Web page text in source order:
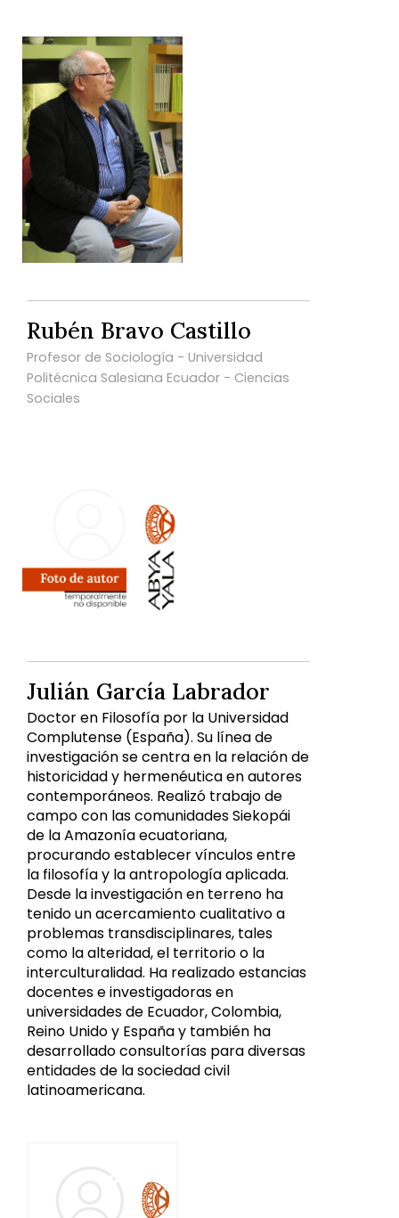
Rubén Bravo Castillo
Profesor de Sociología - Universidad
Politécnica Salesiana Ecuador - Ciencias
Sociales
Julián García Labrador
Doctor en Filosofía por la Universidad
Complutense (España). Su línea de
investigación se centra en la relación de
historicidad y hermenéutica en autores
contemporáneos. Realizó trabajo de
campo con las comunidades Siekopái
de la Amazonía ecuatoriana,
procurando establecer vínculos entre
la filosofía y la antropología aplicada.
Desde la investigación en terreno ha
tenido un acercamiento cualitativo a
problemas transdisciplinares, tales
como la alteridad, el territorio o la
interculturalidad. Ha realizado estancias
docentes e investigadoras en
universidades de Ecuador, Colombia,
Reino Unido y España y también ha
desarrollado consultorías para diversas
entidades de la sociedad civil
latinoamericana.